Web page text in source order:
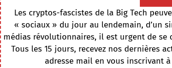
Les cryptos-fascistes de la Big Tech
« sociaux » du jour au lendemain, d’un
médias révolutionnaires, il est urgent de
Tous les 15 jours, recevez nos dernières
adresse mail en vous inscrivant